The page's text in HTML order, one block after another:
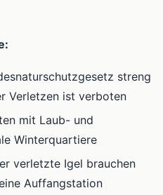
streng
Verletzen ist verboten
mit Laub- und
Winterquartiere
verletzte Igel brauchen
Auffangstation